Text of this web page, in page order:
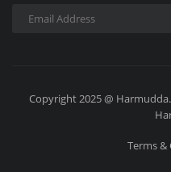
Copyright 2025 @
Terms